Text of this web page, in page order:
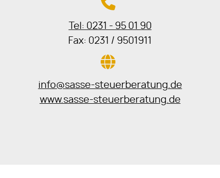
Tel: 0231 - 95 01 90
Fax: 0231 / 9501911
info@sasse-steuerberatung.de
www.sasse-steuerberatung.de